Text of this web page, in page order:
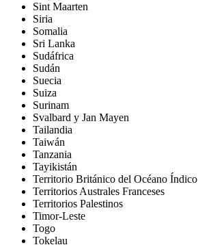
Sint Maarten
Siria
Somalia
Sri Lanka
Sudáfrica
Sudán
Suecia
Suiza
Surinam
Svalbard y Jan Mayen
Tailandia
Taiwán
Tanzania
Tayikistán
Territorio Británico del Océano Índico
Territorios Australes Franceses
Territorios Palestinos
Timor-Leste
Togo
Tokelau